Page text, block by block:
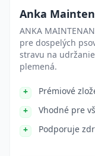
Anka
ANKA
pre dospelých
stravu na
plemená.
Prémiové
Vhodné pre
Podporuje